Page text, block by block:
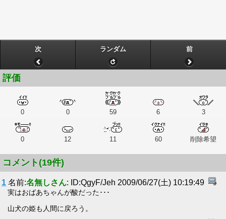
次 ランダム 前
評価
0 0 59 6 3
0 12 11 60 削除希望
コメント(19件)
1 名前:名無しさん: ID:QgyF/Jeh 2009/06/27(土) 10:19:49
実はおばあちゃんが酸だった･･･
山犬の姫も人間に戻ろう。